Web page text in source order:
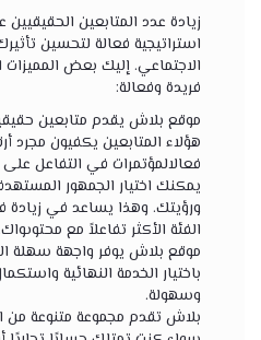
زيادة عدد المتابعين
استراتيجية فعالة لتحسين
الاجتماعي. إليك بعض
فريدة وفعالة:
موقع بلاش يقدم متابعين
هؤلاء المتابعين يكفيون مجرد
فعالالمؤتمرات في التفاعل
يمكنك اختيار الجمهور
ورؤيتك. وهذا يساعد في زيادة
الفئة الأكثر تفاعلاً مع
موقع بلاش يوفر واجهة سهلة
باختيار الخدمة النهائية
وسهولة.
بلاش تقدم مجموعة متنوعة من